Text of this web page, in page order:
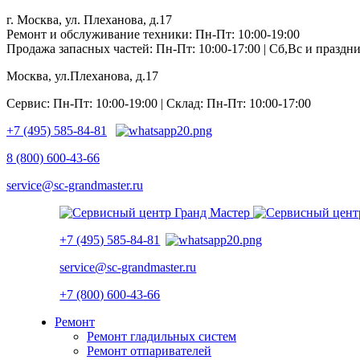
г. Москва, ул. Плеханова, д.17
Ремонт и обслуживание техники: Пн-Пт: 10:00-19:00
Продажа запасных частей: Пн-Пт: 10:00-17:00 | Сб,Вс и
Москва, ул.Плеханова, д.17
Сервис: Пн-Пт: 10:00-19:00 | Склад: Пн-Пт: 10:00-17:00
+7 (495) 585-84-81
8 (800) 600-43-66
service@sc-grandmaster.ru
+7 (495) 585-84-81
service@sc-grandmaster.ru
+7 (800) 600-43-66
Ремонт
Ремонт гладильных систем
Ремонт отпаривателей